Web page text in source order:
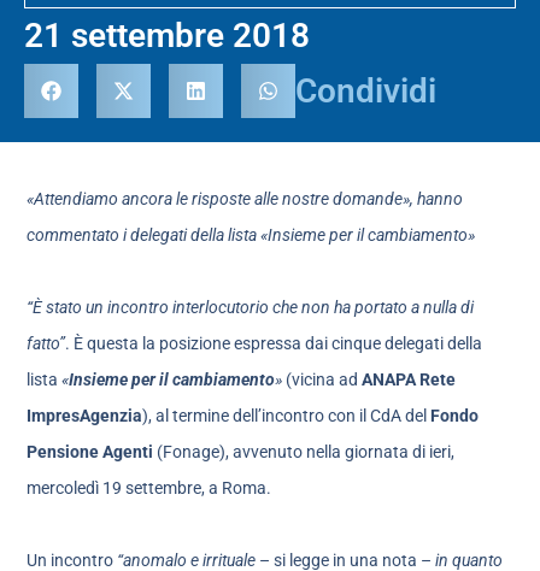
21 settembre 2018
Condividi
«Attendiamo ancora le risposte alle nostre domande», hanno
commentato i delegati della lista «Insieme per il cambiamento»
“È stato un incontro interlocutorio che non ha portato a nulla di
fatto”. È questa la posizione espressa dai cinque delegati della
lista«Insieme per il cambiamento» (vicina adANAPA Rete
ImpresAgenzia), al termine dell’incontro con il CdA del Fondo
Pensione Agenti (Fonage), avvenuto nella giornata di ieri,
mercoledì 19 settembre, a Roma.
Un incontro “anomalo e irrituale – si legge in una nota – in quanto